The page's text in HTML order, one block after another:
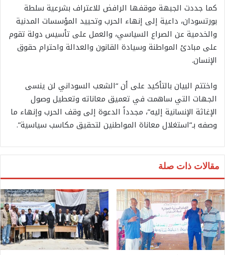
كما جددت الجبهة موقفها الرافض للاعتراف بشرعية سلطة
بورتسودان، داعية إلى إنهاء الحرب وتحييد المؤسسات المدنية
والخدمية عن الصراع السياسي، والعمل على تأسيس دولة تقوم
على مبادئ المواطنة وسيادة القانون والعدالة واحترام حقوق
الإنسان.
واختتم البيان بالتأكيد على أن “الشعب السوداني لن ينسى
الجهات التي ساهمت في تعميق معاناته وتعطيل وصول
الإغاثة الإنسانية إليه”، مجدداً الدعوة إلى وقف الحرب وإنهاء ما
وصفه بـ”استغلال معاناة المواطنين لتحقيق مكاسب سياسية”.
مقالات ذات صلة